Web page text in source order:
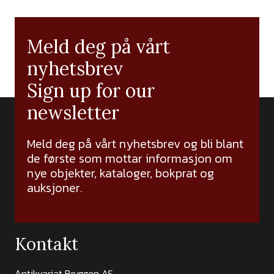
Meld deg på vårt
nyhetsbrev
Sign up for our
newsletter
Meld deg på vårt nyhetsbrev og bli blant
de første som mottar informasjon om
nye objekter, kataloger, bokprat og
auksjoner.
Kontakt